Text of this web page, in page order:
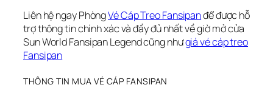
Liên hệ ngay PhòngVé Cáp Treo Fansipanđể được hỗ
trợ thông tin chính xác và đầy đủ nhất về giờ mở cửa
Sun World Fansipan Legend cũng nhưgiá vé cáp treo
Fansipan
THÔNG TIN MUA VÉ CÁP FANSIPAN